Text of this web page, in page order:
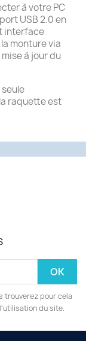
à votre PC
USB 2.0 en
interface
monture via
à jour du
raquette est
trouverez pour cela
du site.